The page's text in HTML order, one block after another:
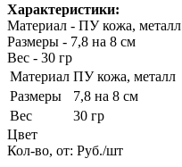
Характеристики:
Материал - ПУ кожа, металл
Размеры - 7,8 на 8 см
Вес - 30 гр
Материал ПУ кожа, металл
Размеры
7,8 на 8 см
Вес
30 гр
Цвет
Кол-во, от: Руб./шт